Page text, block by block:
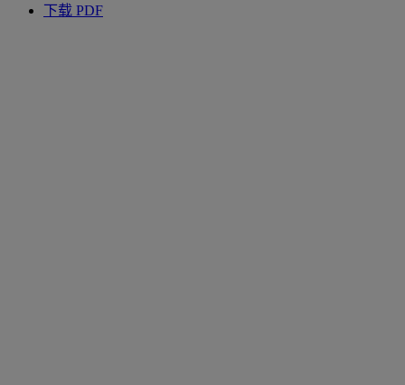
下载 PDF